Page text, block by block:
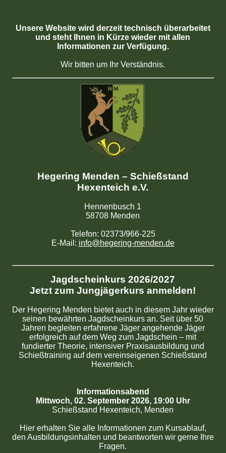
Unsere Website wird derzeit technisch überarbeitet
und steht Ihnen in Kürze wieder mit allen
Informationen zur Verfügung.
Wir bitten um Ihr Verständnis.
Hegering Menden – Schießstand
Hexenteich e.V.
Hennenbusch 1
58708 Menden
Telefon: 02373/966-225
E-Mail: info@hegering-menden.de
Jagdscheinkurs 2026/2027
Jetzt zum Jungjägerkurs anmelden!
Der Hegering Menden bietet auch in diesem Jahr wieder
seinen bewährten Jagdscheinkurs an. Seit über 50
Jahren begleiten erfahrene Jäger angehende Jäger
erfolgreich auf dem Weg zum Jagdschein – mit
fundierter Theorie, intensiver Praxisausbildung und
Schießtraining auf dem vereinseigenen Schießstand
Hexenteich.
Informationsabend
Mittwoch, 02. September 2026, 19:00 Uhr
Schießstand Hexenteich, Menden
Hier erhalten Sie alle Informationen zum Kursablauf,
den Ausbildungsinhalten und beantworten wir gerne Ihre
Fragen.